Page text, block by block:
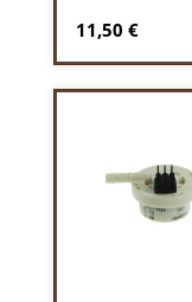
Regulärer Preis:
11,50 €